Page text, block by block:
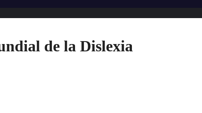
de la Dislexia